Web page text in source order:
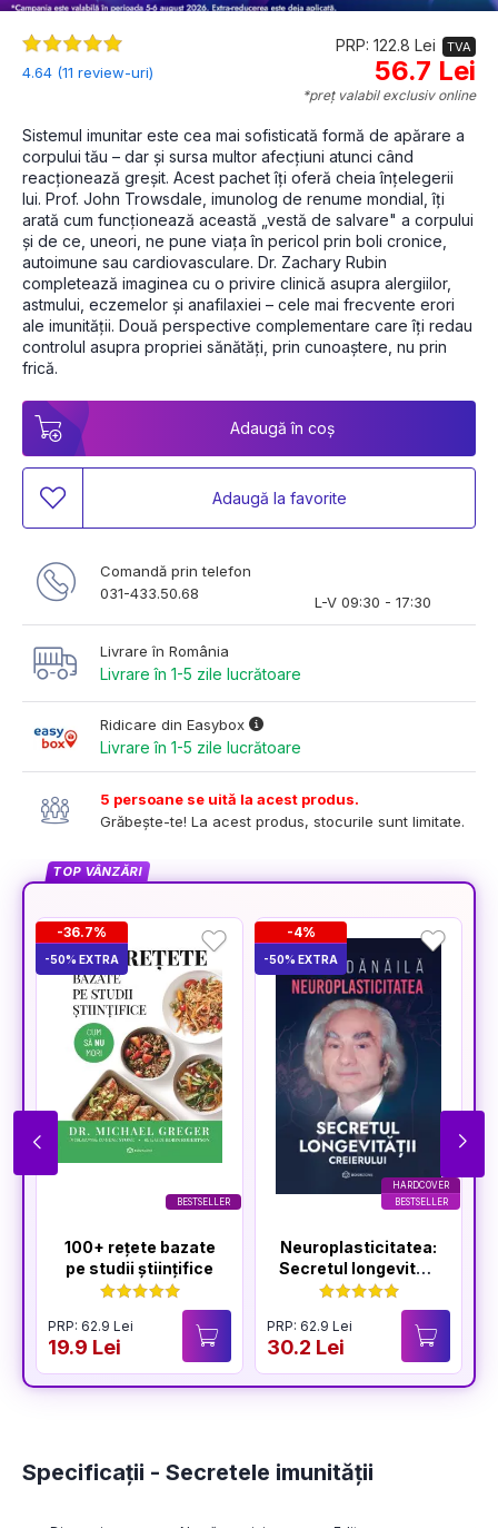
4.64 (11 review-uri)
PRP: 122.8 Lei TVA
56.7 Lei
*preț valabil exclusiv online
Sistemul imunitar este cea mai sofisticată formă de apărare a
corpului tău – dar și sursa multor afecțiuni atunci când
reacționează greșit. Acest pachet îți oferă cheia înțelegerii
lui. Prof. John Trowsdale, imunolog de renume mondial, îți
arată cum funcționează această „vestă de salvare" a corpului
și de ce, uneori, ne pune viața în pericol prin boli cronice,
autoimune sau cardiovasculare. Dr. Zachary Rubin
completează imaginea cu o privire clinică asupra alergiilor,
astmului, eczemelor și anafilaxiei – cele mai frecvente erori
ale imunității. Două perspective complementare care îți redau
controlul asupra propriei sănătăți, prin cunoaștere, nu prin
frică.
Adaugă în coș
Adaugă la favorite
Comandă prin telefon
031-433.50.68
L-V 09:30 - 17:30
Livrare în România
Livrare în 1-5 zile lucrătoare
Ridicare din Easybox
Livrare în 1-5 zile lucrătoare
5 persoane se uită la acest produs.
Grăbește-te! La acest produs, stocurile sunt limitate.
TOP VÂNZĂRI
BESTSELLER
-36.7%
-50% EXTRA
100+ rețete bazate
pe studii științifice
PRP: 62.9 Lei
19.9 Lei
HARDCOVER
BESTSELLER
-4%
-50% EXTRA
Neuroplasticitatea:
Secretul longevității
creierului
PRP: 62.9 Lei
30.2 Lei
Specificații - Secretele imunității